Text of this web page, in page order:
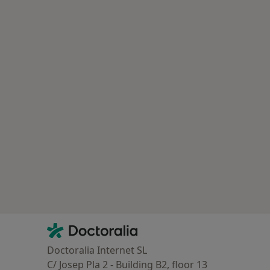
Contacto
Doctoralia - Homepage
Doctoralia Internet SL
C/ Josep Pla 2 - Building B2, floor 13